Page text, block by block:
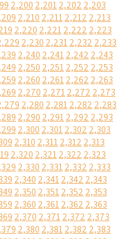
2,200 2,2012,202 2,203
2,210 2,2112,212 2,213
2,220 2,2212,222 2,223
2,230 2,2312,232 2,233
2,240 2,2412,242 2,243
2,250 2,2512,252 2,253
2,260 2,2612,262 2,263
2,270 2,2712,272 2,273
2,280 2,2812,282 2,283
2,290 2,2912,292 2,293
2,300 2,3012,302 2,303
2,310 2,3112,312 2,313
2,320 2,3212,322 2,323
2,330 2,3312,332 2,333
2,340 2,3412,342 2,343
2,350 2,3512,352 2,353
2,360 2,3612,362 2,363
2,370 2,3712,372 2,373
2,380 2,3812,382 2,383